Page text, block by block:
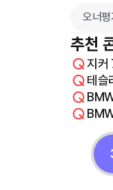
오너
추천
지커
테슬